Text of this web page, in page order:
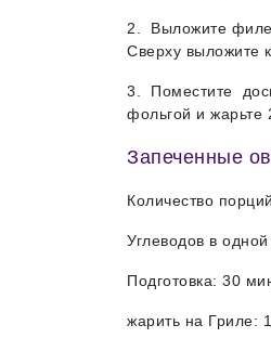
2. Выложите филе
Сверху выложите
3. Поместите
фольгой и жарьте
Запеченные
Количество
Углеводов в
Подготовка: 30
жарить на Гриле: